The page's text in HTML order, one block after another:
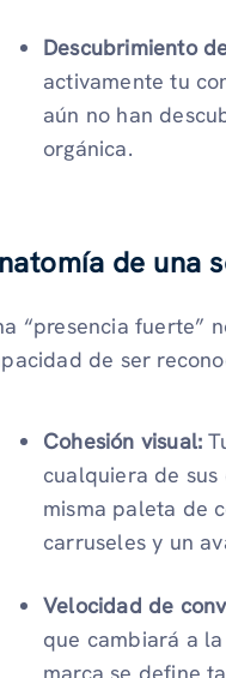
Descubrimiento
activamente tu
aún no han
orgánica.
de una
“presencia fuerte”
de ser
Cohesión visual:
cualquiera de
misma paleta de
carruseles y un
Velocidad de
que cambiará a
marca se define